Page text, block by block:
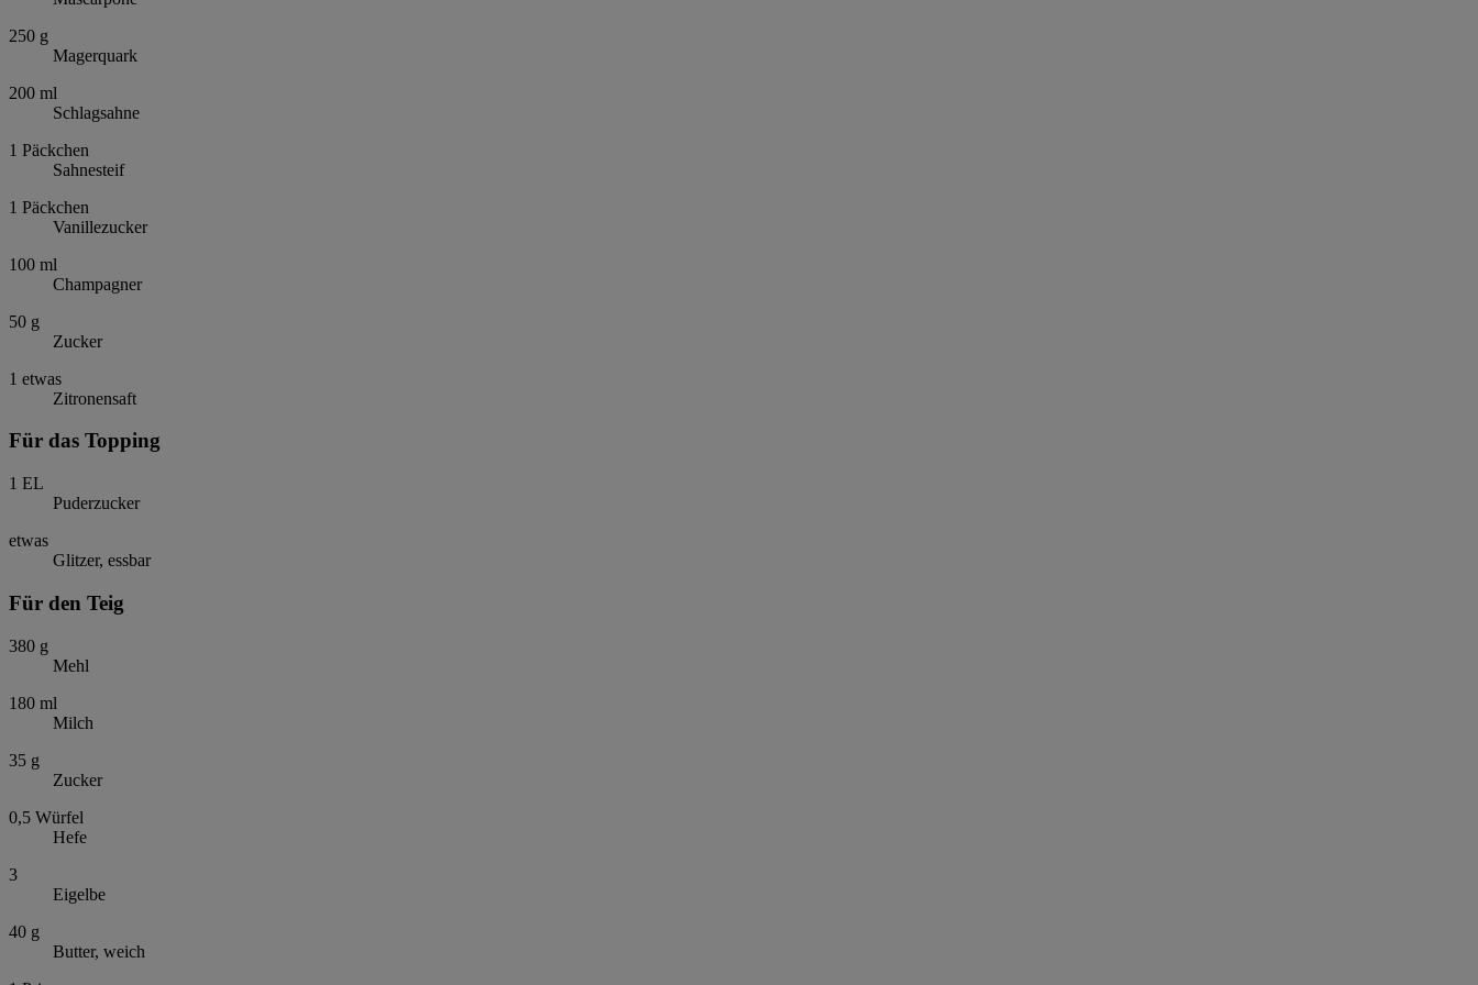
250 g
Magerquark
200 ml
Schlagsahne
1 Päckchen
Sahnesteif
1 Päckchen
Vanillezucker
100 ml
Champagner
50 g
Zucker
1 etwas
Zitronensaft
Für das Topping
1 EL
Puderzucker
etwas
Glitzer, essbar
Für den Teig
380 g
Mehl
180 ml
Milch
35 g
Zucker
0,5 Würfel
Hefe
3
Eigelbe
40 g
Butter, weich